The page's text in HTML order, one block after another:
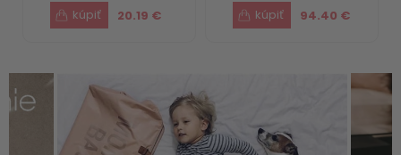
20.19 € 94.40 €